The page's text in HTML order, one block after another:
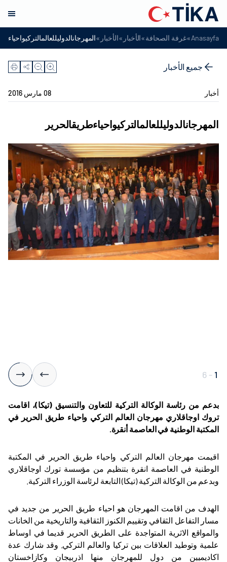
Anasayfa
»غرفة الصحافة»الأخبار »الأخبار »
جميع الأخبار
أخبار 08 مارس 2016
المهرجانالدوليللعالمالتركيواحياءطريقالحرير
1
-
6
بدعم من رئاسة الوكالة التركية للتعاون والتنسيق (تيكا)، اقامت
تروك اوجاقلاري مهرجان العالم التركي واحياء طريق الحرير في
المكتبة الوطنية في العاصمة أنقرة.
اقيمت مهرجان العالم التركي واحياء طريق الحرير في المكتبة
الوطنية في العاصمة انقرة بتنظيم من مؤسسة تورك اوجاقلاري
وبدعم من الوكالة التركية (تيكا) التابعة لرئاسة الوزراء التركية.
الهدف من اقامت المهرجان هو احياء طريق الحرير من جديد في
مسار التفاعل الثقافي وتقييم الكنوز الثقافية والتاريخية من الخانات
والمواقع الاثرية المتواجدة على الطريق الحرير قديما في اوساط
علمية وتوطيد العلاقات بين تركيا والعالم التركي. وقد شارك عدة
اكاديميين من دول للمهرجان منها اذربيجان وكازاخستان